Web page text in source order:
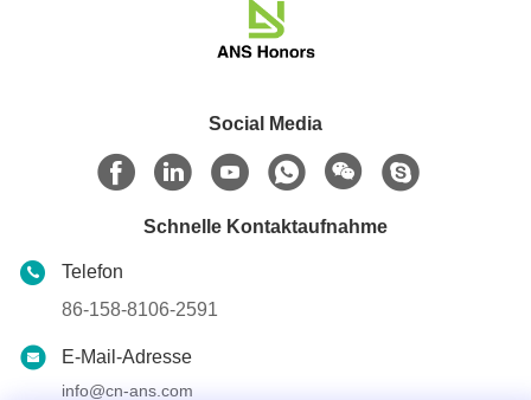
Social Media
Schnelle Kontaktaufnahme
Telefon
86-158-8106-2591
E-Mail-Adresse
info@cn-ans.com